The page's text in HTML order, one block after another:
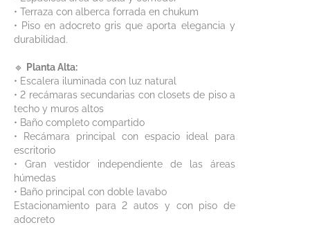
• Terraza con alberca forrada en chukum
• Piso en adocreto gris que aporta elegancia y
durabilidad.
🔹
Planta Alta:
• Escalera iluminada con luz natural
• 2 recámaras secundarias con closets de piso a
techo y muros altos
• Baño completo compartido
• Recámara principal con espacio ideal para
escritorio
• Gran vestidor independiente de las áreas
húmedas
• Baño principal con doble lavabo
Estacionamiento para 2 autos y con piso de
adocreto